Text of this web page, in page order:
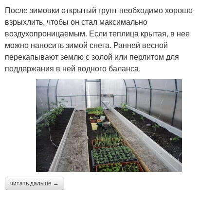
После зимовки открытый грунт необходимо хорошо
взрыхлить, чтобы он стал максимально
воздухопроницаемым. Если теплица крытая, в нее
можно наносить зимой снега. Ранней весной
перекапывают землю с золой или перлитом для
поддержания в ней водного баланса.
читать дальше →